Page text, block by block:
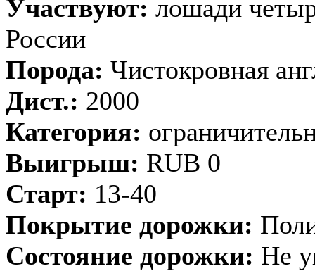
Участвуют: лошади
России
Порода: Чистокровная
Дист.: 2000
Категория:
Выигрыш: RUB 0
Старт: 13-40
Покрытие дорожки:
Состояние дорожки: Не